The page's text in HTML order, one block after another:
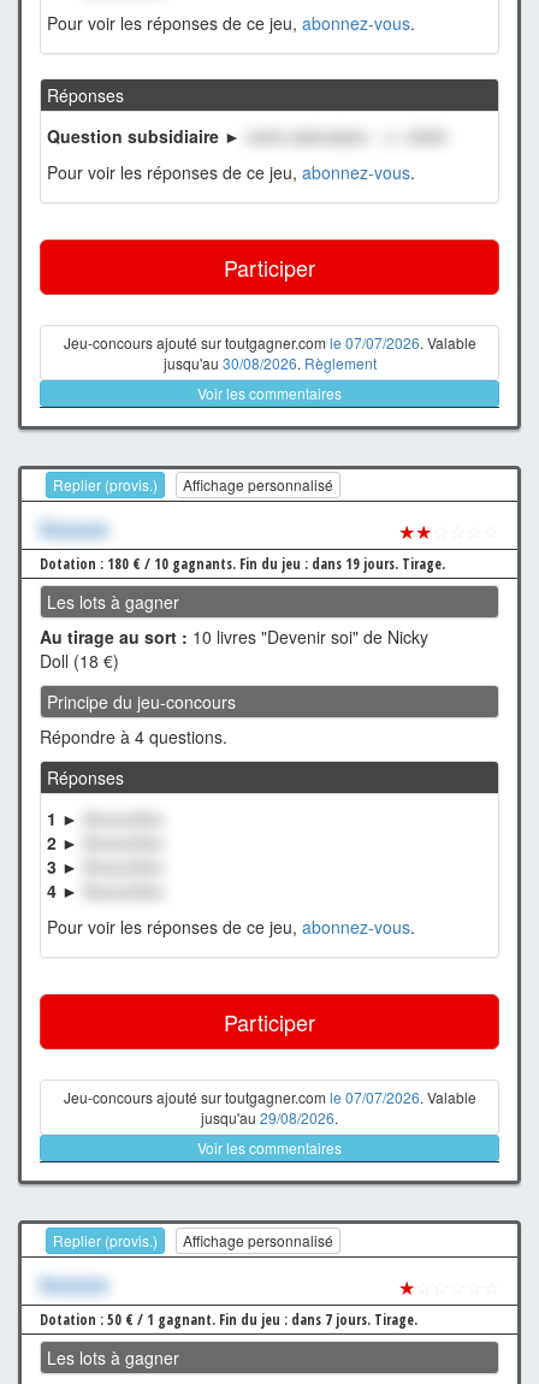
Pour voir les réponses de ce jeu, abonnez-vous.
Réponses
Question subsidiaire ►
notre estimation : +/- 2000
Pour voir les réponses de ce jeu, abonnez-vous.
Participer
Jeu-concours ajouté sur toutgagner.com le 07/07/2026. Valable
jusqu'au 30/08/2026. Règlement
Voir les commentaires
Replier (provis.) Affichage personnalisé
Xxxxxxx ★★
Dotation : 180 € / 10 gagnants. Fin du jeu : dans 19 jours. Tirage.
Les lots à gagner
Au tirage au sort : 10 livres "Devenir soi" de Nicky
Doll (18 €)
Principe du jeu-concours
Répondre à 4 questions.
Réponses
1 ►
2 ►
3 ►
4 ►
Pour voir les réponses de ce jeu, abonnez-vous.
Participer
Jeu-concours ajouté sur toutgagner.com le 07/07/2026. Valable
jusqu'au 29/08/2026.
Voir les commentaires
Replier (provis.) Affichage personnalisé
Xxxxxxx ★
Dotation : 50 € / 1 gagnant. Fin du jeu : dans 7 jours. Tirage.
Les lots à gagner